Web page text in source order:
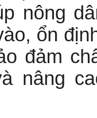
nông
ổn
đảm
nâng